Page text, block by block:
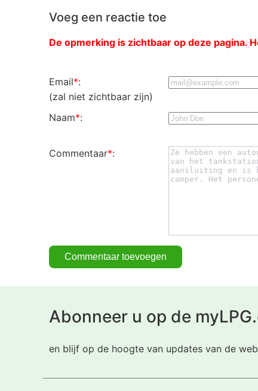
Voeg een reactie toe
De opmerking is zichtbaar op deze pagina.
Email*:
(zal niet zichtbaar zijn)
Naam*:
Commentaar*:
Abonneer u op de
en blijf op de hoogte van updates van de